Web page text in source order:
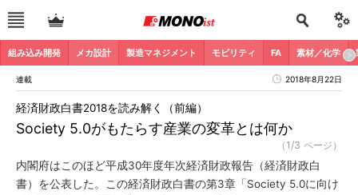
組み込み開発 メカ設計 製造マネジメント モビリティ FA 素材／化学
連載 2018年8月22日
Society 5.0がもたらす産業の変革とは何か
経済財政白書2018を読み解く（前編）
（1/3 ページ）
内閣府はこのほど平成30年度年次経済財政報告（経済財政白
書）を公表した。この経済財政白書の第3章「Society 5.0に向け